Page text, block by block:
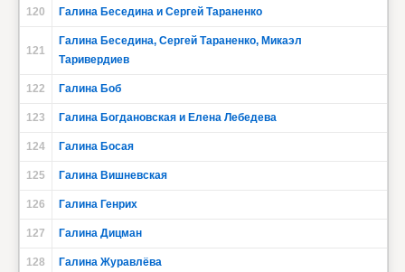
120 Галина Беседина и Сергей Тараненко
121
Галина Беседина, Сергей Тараненко, Микаэл
Таривердиев
122 Галина Боб
123 Галина Богдановская и Елена Лебедева
124 Галина Босая
125 Галина Вишневская
126 Галина Генрих
127 Галина Дицман
128 Галина Журавлёва